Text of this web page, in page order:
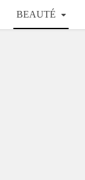
BEAUTÉ